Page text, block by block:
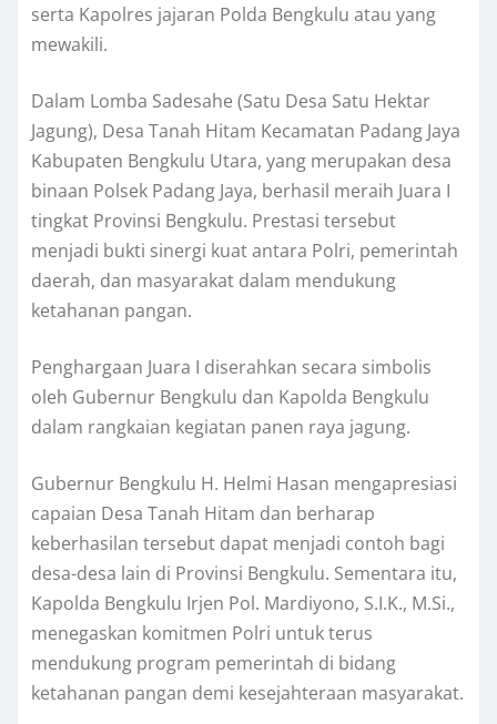
serta Kapolres jajaran Polda Bengkulu atau yang
mewakili.
Dalam Lomba Sadesahe (Satu Desa Satu Hektar
Jagung), Desa Tanah Hitam Kecamatan Padang Jaya
Kabupaten Bengkulu Utara, yang merupakan desa
binaan Polsek Padang Jaya, berhasil meraih Juara I
tingkat Provinsi Bengkulu. Prestasi tersebut
menjadi bukti sinergi kuat antara Polri, pemerintah
daerah, dan masyarakat dalam mendukung
ketahanan pangan.
Penghargaan Juara I diserahkan secara simbolis
oleh Gubernur Bengkulu dan Kapolda Bengkulu
dalam rangkaian kegiatan panen raya jagung.
Gubernur Bengkulu H. Helmi Hasan mengapresiasi
capaian Desa Tanah Hitam dan berharap
keberhasilan tersebut dapat menjadi contoh bagi
desa-desa lain di Provinsi Bengkulu. Sementara itu,
Kapolda Bengkulu Irjen Pol. Mardiyono, S.I.K., M.Si.,
menegaskan komitmen Polri untuk terus
mendukung program pemerintah di bidang
ketahanan pangan demi kesejahteraan masyarakat.